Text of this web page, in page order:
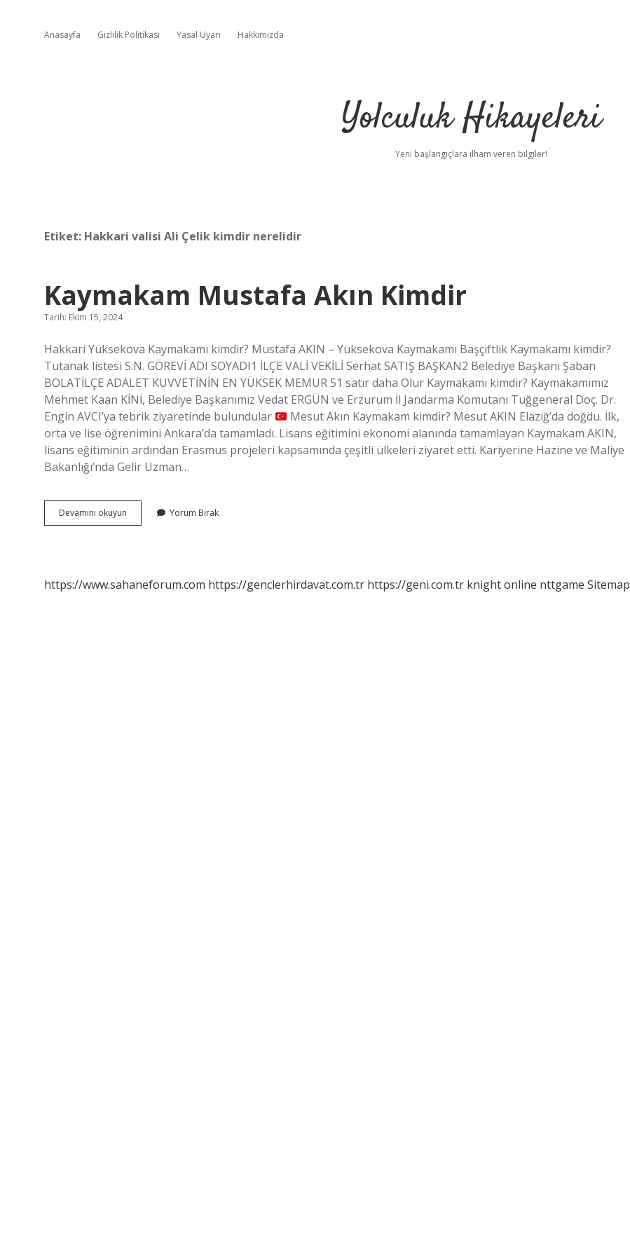
Anasayfa Gizlilik Politikası Yasal Uyarı Hakkımızda
Yolculuk Hikayeleri
Yeni başlangıçlara ilham veren bilgiler!
Etiket: Hakkari valisi Ali Çelik kimdir nerelidir
Kaymakam Mustafa Akın Kimdir
Tarih: Ekim 15, 2024
Hakkari Yüksekova Kaymakamı kimdir? Mustafa AKIN – Yüksekova Kaymakamı Başçiftlik Kaymakamı kimdir?
Tutanak listesi S.N. GÖREVİ ADI SOYADI1 İLÇE VALİ VEKİLİ Serhat SATIŞ BAŞKAN2 Belediye Başkanı Şaban
BOLATİLÇE ADALET KUVVETİNİN EN YÜKSEK MEMUR 51 satır daha Olur Kaymakamı kimdir? Kaymakamımız
Mehmet Kaan KİNİ, Belediye Başkanımız Vedat ERGÜN ve Erzurum İl Jandarma Komutanı Tuğgeneral Doç. Dr.
Engin AVCI’ya tebrik ziyaretinde bulundular
Mesut Akın Kaymakam kimdir? Mesut AKIN Elazığ’da doğdu. İlk,
orta ve lise öğrenimini Ankara’da tamamladı. Lisans eğitimini ekonomi alanında tamamlayan Kaymakam AKIN,
lisans eğitiminin ardından Erasmus projeleri kapsamında çeşitli ülkeleri ziyaret etti. Kariyerine Hazine ve Maliye
Bakanlığı’nda Gelir Uzman…
Devamını okuyun Kaymakam
Mustafa
Yorum Bırak
https://www.sahaneforum.com https://genclerhirdavat.com.tr https://geni.com.tr knight online nttgame Sitemap